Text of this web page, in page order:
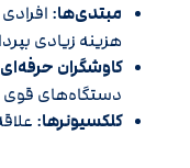
مبتدی‌ها:
هزینه زیادی
کاوشگران
دستگاه‌های قوی
کلکسیونرها: